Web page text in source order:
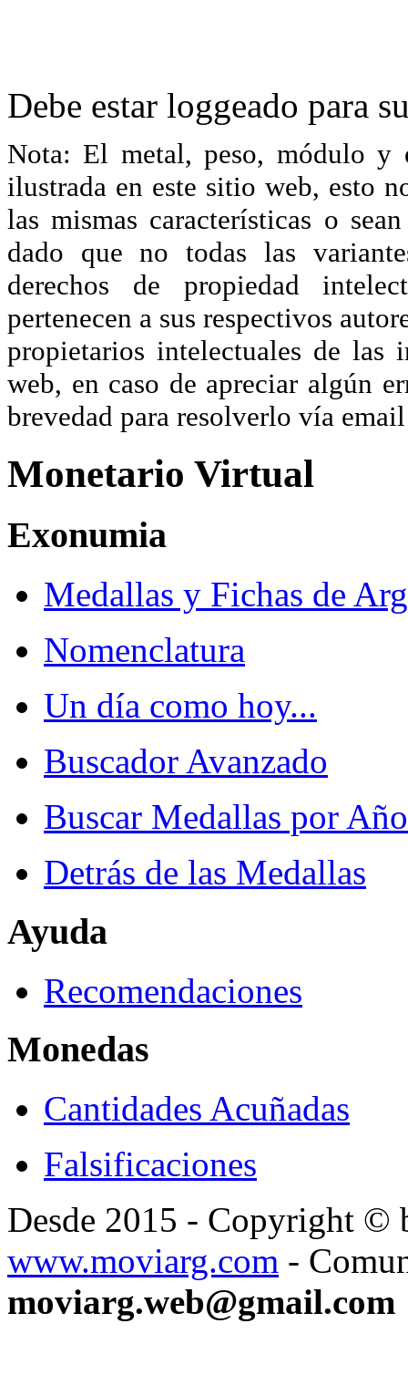
Debe estar loggeado para
Nota: El metal, peso, módulo y
ilustrada en este sitio web, esto
las mismas características o
dado que no todas las
derechos de propiedad
pertenecen a sus respectivos
propietarios intelectuales de las
web, en caso de apreciar algún
brevedad para resolverlo vía
Monetario Virtual
Exonumia
Medallas y Fichas de
Nomenclatura
Un día como hoy...
Buscador Avanzado
Buscar Medallas por Año
Detrás de las Medallas
Ayuda
Recomendaciones
Monedas
Cantidades Acuñadas
Falsificaciones
Desde 2015 - Copyright ©
www.moviarg.com -
moviarg.web@gmail.com